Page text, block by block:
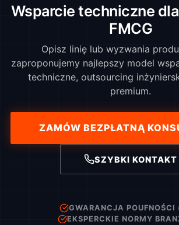
Wsparcie techniczne
FMCG
Opisz linię lub wyzwania
zaproponujemy najlepszy model
techniczne, outsourcing
premium.
ZAMÓW BEZPŁATNĄ
SZYBKI KONTAKT
GWARANCJA POUFNOŚCI
EKSPERCKIE NORMY